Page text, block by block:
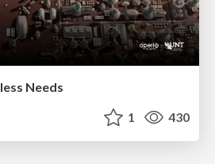
Needs
1 430